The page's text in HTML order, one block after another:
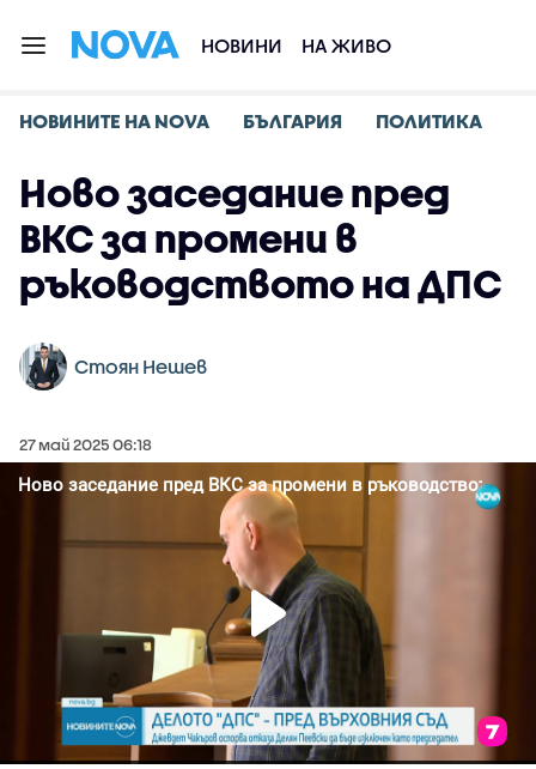
НОВИНИ НА ЖИВО
НОВИНИТЕ НА NOVA БЪЛГАРИЯ ПОЛИТИКА
Ново заседание пред
ВКС за промени в
ръководството на ДПС
Стоян Нешев
27 май 2025 06:18